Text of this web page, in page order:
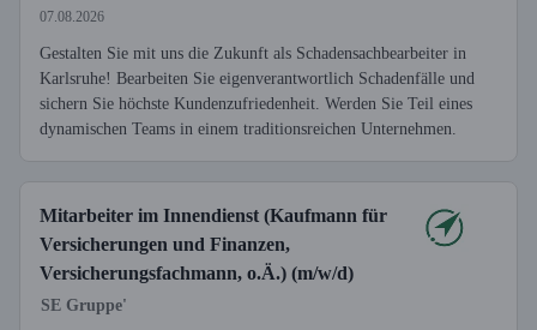
07.08.2026
Gestalten Sie mit uns die Zukunft als Schadensachbearbeiter in
Karlsruhe! Bearbeiten Sie eigenverantwortlich Schadenfälle und
sichern Sie höchste Kundenzufriedenheit. Werden Sie Teil eines
dynamischen Teams in einem traditionsreichen Unternehmen.
Mitarbeiter im Innendienst (Kaufmann für
Versicherungen und Finanzen,
Versicherungsfachmann, o.Ä.) (m/w/d)
SE Gruppe'